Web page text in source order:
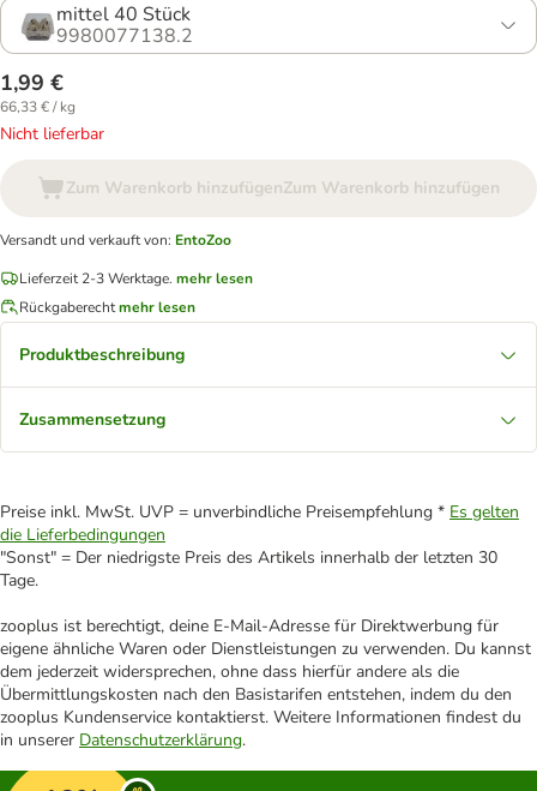
mittel 40 Stück
9980077138.2
1,99 €
66,33 € / kg
Nicht lieferbar
Zum Warenkorb hinzufügenZum Warenkorb hinzufügen
Versandt und verkauft von: EntoZoo
Lieferzeit 2-3 Werktage. mehr lesen
Rückgaberechtmehr lesen
Produktbeschreibung
Zusammensetzung
Preise inkl. MwSt. UVP = unverbindliche Preisempfehlung * Es gelten
die Lieferbedingungen
"Sonst" = Der niedrigste Preis des Artikels innerhalb der letzten 30
Tage.
zooplus ist berechtigt, deine E-Mail-Adresse für Direktwerbung für
eigene ähnliche Waren oder Dienstleistungen zu verwenden. Du kannst
dem jederzeit widersprechen, ohne dass hierfür andere als die
Übermittlungskosten nach den Basistarifen entstehen, indem du den
zooplus Kundenservice kontaktierst. Weitere Informationen findest du
in unserer Datenschutzerklärung.